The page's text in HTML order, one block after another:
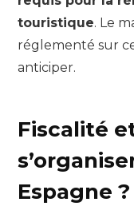
touristique. Le
réglementé sur
anticiper.
Fiscalité
Espagne ?